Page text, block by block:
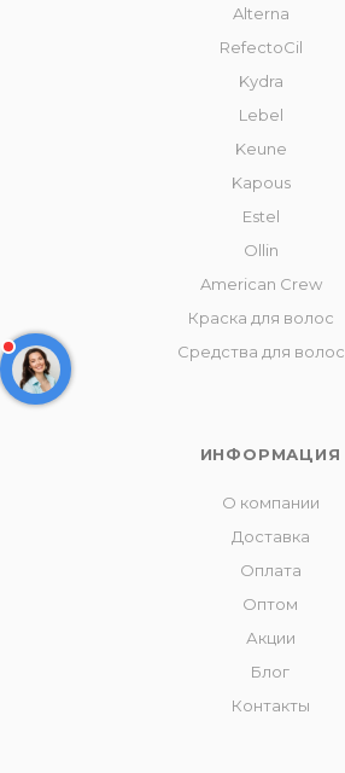
Alterna
RefectoCil
Kydra
Lebel
Keune
Kapous
Estel
Ollin
American Crew
Краска для волос
Средства для волос
ИНФОРМАЦИЯ
О компании
Доставка
Оплата
Оптом
Акции
Блог
Контакты